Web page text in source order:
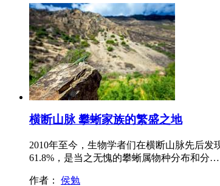
横断山脉 攀蜥家族的繁盛之地
2010年至今，生物学者们在横断山脉先后
61.8%，是当之无愧的攀蜥属物种分布和分
作者： 侯勉